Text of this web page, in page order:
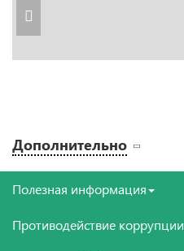
Дополнительно
Полезная информация
Противодействие коррупции